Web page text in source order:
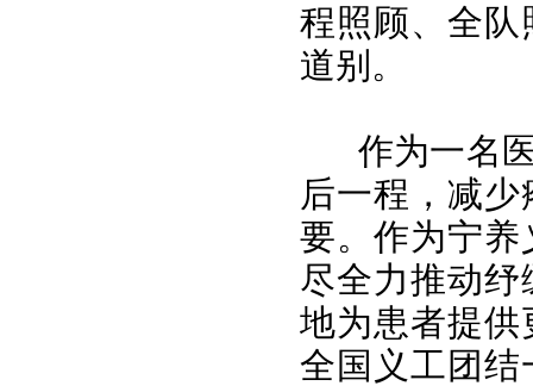
程照顾、全
道别。
作为一名医
后一程，减
要。作为宁
尽全力推动
地为患者提
全国义工团